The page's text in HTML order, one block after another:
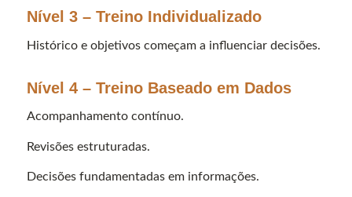
Nível 3 – Treino Individualizado
Histórico e objetivos começam a influenciar decisões.
Nível 4 – Treino Baseado em Dados
Acompanhamento contínuo.
Revisões estruturadas.
Decisões fundamentadas em informações.